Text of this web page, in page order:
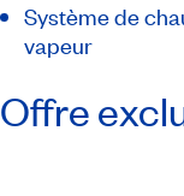
Système de
vapeur
Offre